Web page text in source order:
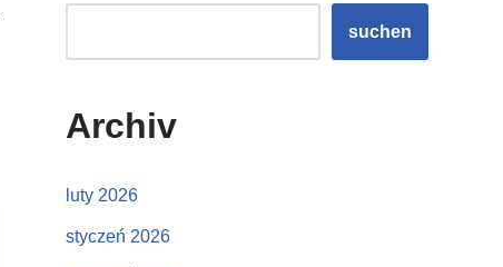
suchen
Archiv
luty 2026
styczeń 2026